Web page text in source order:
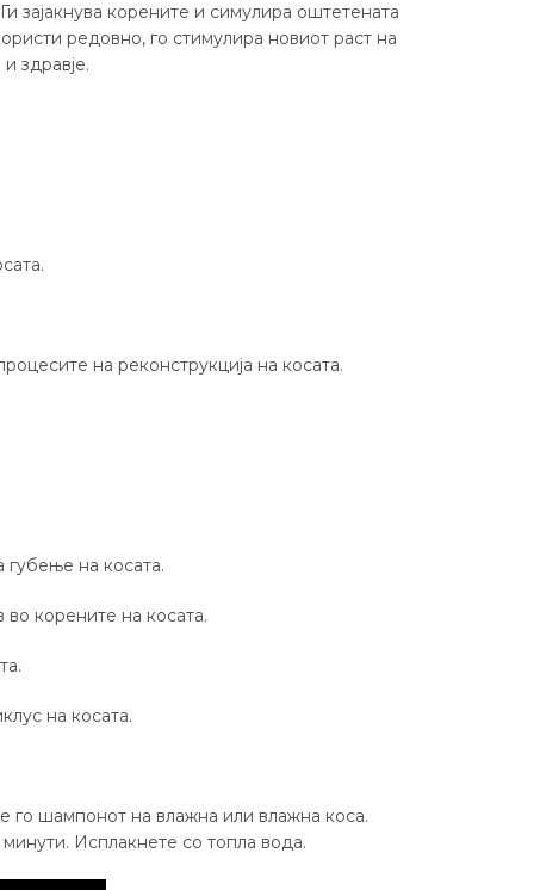
зајакнува корените и симулира оштетената
редовно, го стимулира новиот раст на
здравје.
на реконструкција на косата.
губење на косата.
во корените на косата.
на косата.
го шампонот на влажна или влажна коса.
Исплакнете со топла вода.